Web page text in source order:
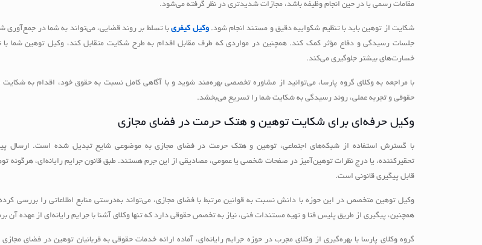
مقامات رسمی یا در حین انجام وظیفه باشد، مجازات شدیدتری در نظر گرفته می‌شود.
شکایت از توهین باید با تنظیم شکواییه دقیق و مستند انجام شود.وکیل کیفریبا تسلط بر روند قضایی، می‌تواند به شما در
جلسات رسیدگی و دفاع مؤثر کمک کند. همچنین در مواردی که طرف مقابل اقدام به طرح شکایت متقابل کند، وکیل توهین شما با
خسارت‌های بیشتر جلوگیری می‌کند.
با مراجعه به وکلای گروه پارسا، می‌توانید از مشاوره تخصصی بهره‌مند شوید و با آگاهی کامل نسبت به حقوق خود، اقدام به
حقوقی و تجربه عملی، روند رسیدگی به شکایت شما را تسریع می‌بخشد.
وکیل حرفه‌ای برای شکایت توهین و هتک حرمت در فضای مجازی
با گسترش استفاده از شبکه‌های اجتماعی، توهین و هتک حرمت در فضای مجازی به موضوعی شایع تبدیل شده است. ارسال پیام
تحقیرکننده، یا درج نظرات توهین‌آمیز در صفحات شخصی یا عمومی، مصادیقی از این جرم هستند. طبق قانون جرایم رایانه‌ای، هرگونه
قابل پیگیری قانونی است.
وکیل توهین متخصص در این حوزه با دانش نسبت به قوانین مرتبط با فضای مجازی، می‌تواند به‌درستی منابع اطلاعاتی را بررسی
همچنین، پیگیری از طریق پلیس فتا و تهیه مستندات فنی، نیاز به تخصص حقوقی دارد که تنها وکلای آشنا با جرایم رایانه‌ای از عهده آن
گروه وکلای پارسا با بهره‌گیری از وکلای مجرب در حوزه جرایم رایانه‌ای، آماده ارائه خدمات حقوقی به قربانیان توهین در فضای